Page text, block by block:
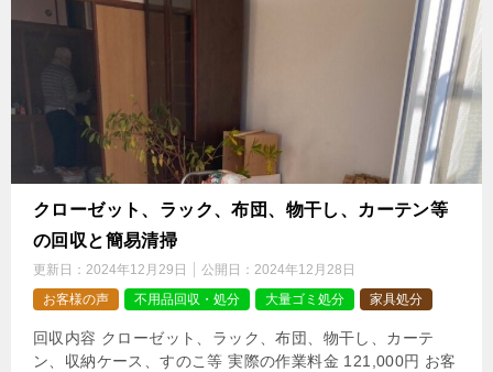
クローゼット、ラック、布団、物干し、カーテン等
の回収と簡易清掃
更新日： 2024年12月29日 公開日： 2024年12月28日
お客様の声
不用品回収・処分 大量ゴミ処分 家具処分
回収内容 クローゼット、ラック、布団、物干し、カーテ
ン、収納ケース、すのこ等 実際の作業料金 121,000円 お客